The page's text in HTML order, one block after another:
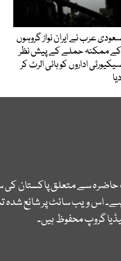
سعودی عرب نے ایران نواز گروہوں
کے ممکنہ حملے کے پیش نظر
سیکیورٹی اداروں کو ہائی الرٹ کر
دیا
حاضرہ سے متعلق پاکستان
اس ویب سائٹ پر شائع شدہ
گروپ محفوظ ہیں۔